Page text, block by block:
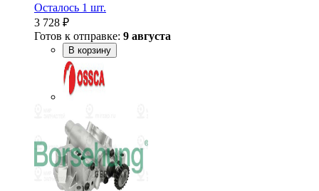
Осталось 1 шт.
3 728 ₽
Готов к отправке: 9 августа
В корзину